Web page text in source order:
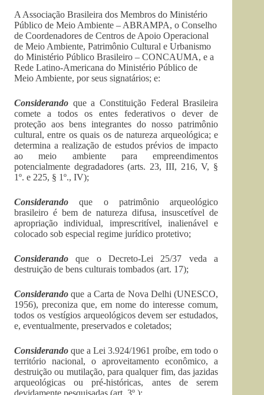
A Associação Brasileira dos Membros do Ministério
Público de Meio Ambiente – ABRAMPA, o Conselho
de Coordenadores de Centros de Apoio Operacional
de Meio Ambiente, Patrimônio Cultural e Urbanismo
do Ministério Público Brasileiro – CONCAUMA, e a
Rede Latino-Americana do Ministério Público de
Meio Ambiente, por seus signatários; e:
Considerando que a Constituição Federal Brasileira
comete a todos os entes federativos o dever de
proteção aos bens integrantes do nosso patrimônio
cultural, entre os quais os de natureza arqueológica; e
determina a realização de estudos prévios de impacto
ao meio ambiente para empreendimentos
potencialmente degradadores (arts. 23, III, 216, V, §
1º. e 225, § 1º., IV);
Considerando
que o patrimônio arqueológico
brasileiro é bem de natureza difusa, insuscetível de
apropriação individual, imprescritível, inalienável e
colocado sob especial regime jurídico protetivo;
Considerandoque o Decreto-Lei 25/37 veda a
destruição de bens culturais tombados (art. 17);
Considerandoque a Carta de Nova Delhi (UNESCO,
1956), preconiza que, em nome do interesse comum,
todos os vestígios arqueológicos devem ser estudados,
e, eventualmente, preservados e coletados;
Considerandoque a Lei 3.924/1961 proíbe, em todo o
território nacional, o aproveitamento econômico, a
destruição ou mutilação, para qualquer fim, das jazidas
arqueológicas ou pré-históricas, antes de serem
devidamente pesquisadas (art. 3º.);